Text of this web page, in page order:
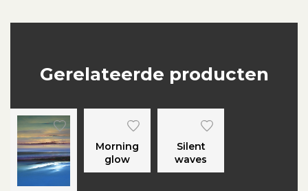
Gerelateerde producten
Morning
glow
Silent
waves